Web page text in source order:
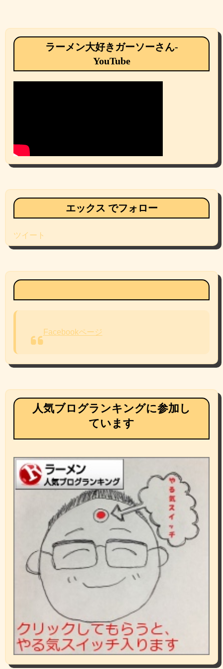
ラーメン大好きガーソーさん-
YouTube
エックス でフォロー
ツイート
Facebookページ
人気ブログランキングに参加し
ています